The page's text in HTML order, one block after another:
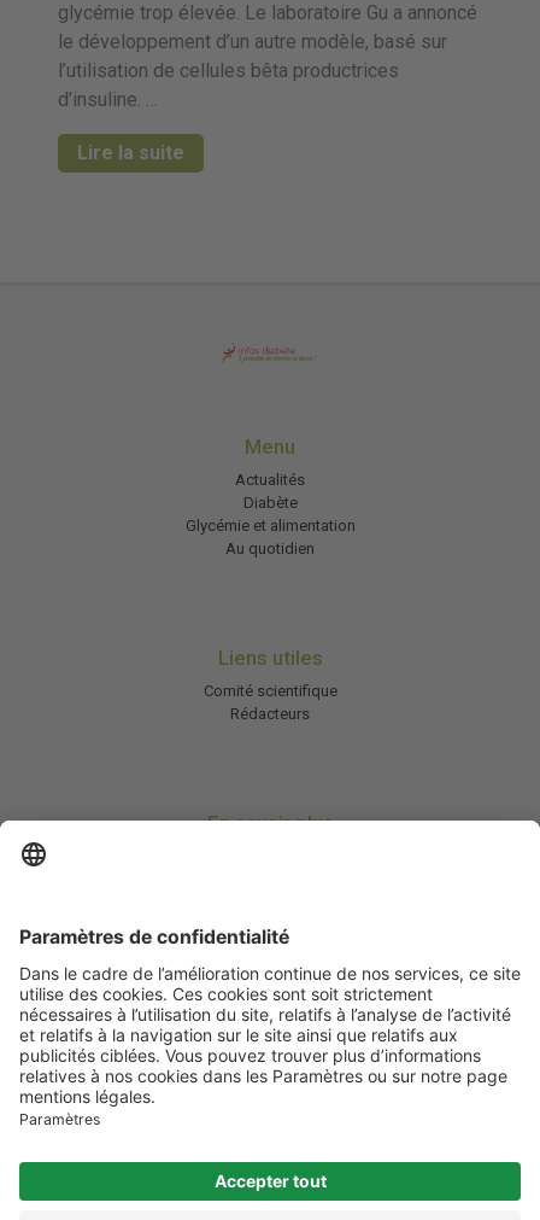
glycémie trop élevée. Le laboratoire Gu a annoncé
le développement d’un autre modèle, basé sur
l’utilisation de cellules bêta productrices
d’insuline. …
Lire la suite
Menu
Actualités
Diabète
Glycémie et alimentation
Au quotidien
Liens utiles
Comité scientifique
Rédacteurs
En savoir plus
Abonnez-vous à notre newsletter
Informez-moi
substituent en aucun cas à la consultation des professionnels de santé